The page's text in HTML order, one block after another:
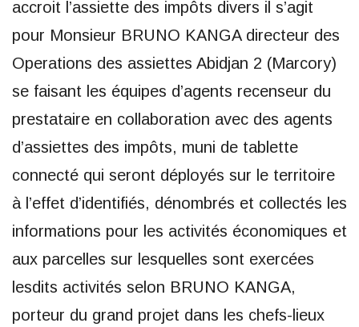
accroit l’assiette des impôts divers il s’agit
pour Monsieur BRUNO KANGA directeur des
Operations des assiettes Abidjan 2 (Marcory)
se faisant les équipes d’agents recenseur du
prestataire en collaboration avec des agents
d’assiettes des impôts, muni de tablette
connecté qui seront déployés sur le territoire
à l’effet d’identifiés, dénombrés et collectés les
informations pour les activités économiques et
aux parcelles sur lesquelles sont exercées
lesdits activités selon BRUNO KANGA,
porteur du grand projet dans les chefs-lieux